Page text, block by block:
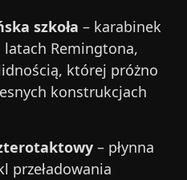
szkoła – karabinek
latach Remingtona,
której próżno
konstrukcjach
– płynna
przeładowania